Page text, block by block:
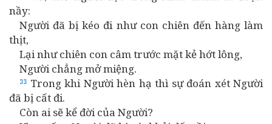
nầy:
Người đã bị kéo đi như con chiên đến hàng làm
thịt,
Lại như chiên con câm trước mặt kẻ hớt lông,
Người chẳng mở miệng.
33 Trong khi Người hèn hạ thì sự đoán xét Người
đã bị cất đi.
Còn ai sẽ kể đời của Người?